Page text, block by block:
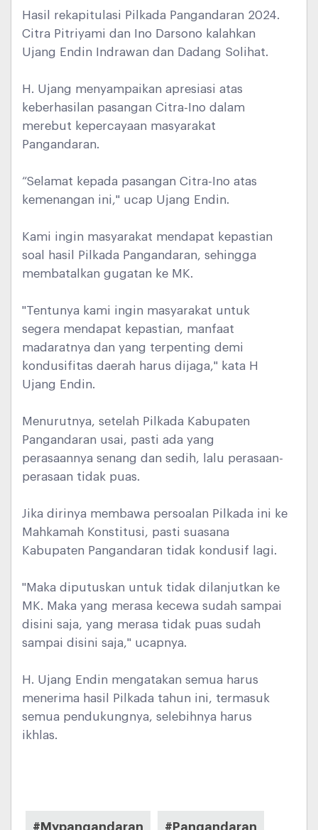
Hasil rekapitulasi Pilkada Pangandaran 2024.
Citra Pitriyami dan Ino Darsono kalahkan
Ujang Endin Indrawan dan Dadang Solihat.
H. Ujang menyampaikan apresiasi atas
keberhasilan pasangan Citra-Ino dalam
merebut kepercayaan masyarakat
Pangandaran.
“Selamat kepada pasangan Citra-Ino atas
kemenangan ini," ucap Ujang Endin.
Kami ingin masyarakat mendapat kepastian
soal hasil Pilkada Pangandaran, sehingga
membatalkan gugatan ke MK.
"Tentunya kami ingin masyarakat untuk
segera mendapat kepastian, manfaat
madaratnya dan yang terpenting demi
kondusifitas daerah harus dijaga," kata H
Ujang Endin.
Menurutnya, setelah Pilkada Kabupaten
Pangandaran usai, pasti ada yang
perasaannya senang dan sedih, lalu perasaan-
perasaan tidak puas.
Jika dirinya membawa persoalan Pilkada ini ke
Mahkamah Konstitusi, pasti suasana
Kabupaten Pangandaran tidak kondusif lagi.
"Maka diputuskan untuk tidak dilanjutkan ke
MK. Maka yang merasa kecewa sudah sampai
disini saja, yang merasa tidak puas sudah
sampai disini saja," ucapnya.
H. Ujang Endin mengatakan semua harus
menerima hasil Pilkada tahun ini, termasuk
semua pendukungnya, selebihnya harus
ikhlas.
#Mypangandaran #Pangandaran